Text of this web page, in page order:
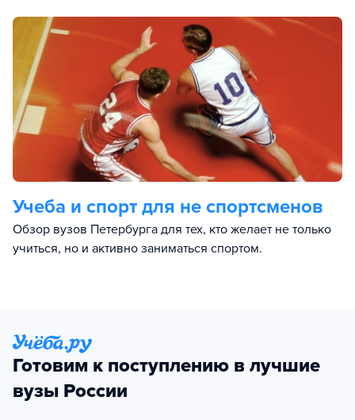
Учеба и спорт для не спортсменов
Обзор вузов Петербурга для тех, кто желает не только
учиться, но и активно заниматься спортом.
Готовим к поступлению в лучшие
вузы России